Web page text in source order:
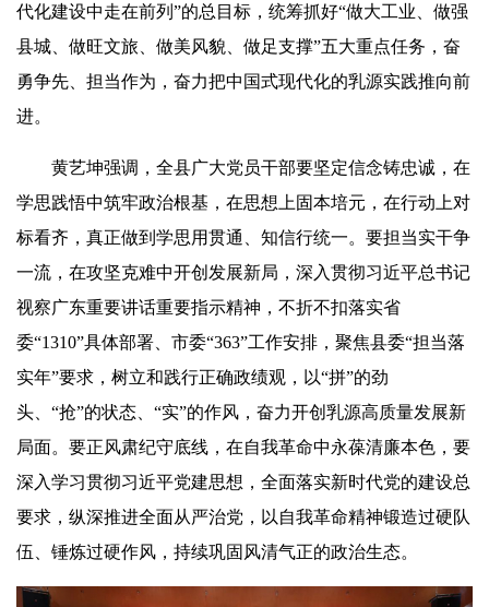
代化建设中走在前列”的总目标，统筹抓好“做大工业、做强
县城、做旺文旅、做美风貌、做足支撑”五大重点任务，奋
勇争先、担当作为，奋力把中国式现代化的乳源实践推向前
进。
黄艺坤强调，全县广大党员干部要坚定信念铸忠诚，在
学思践悟中筑牢政治根基，在思想上固本培元，在行动上对
标看齐，真正做到学思用贯通、知信行统一。要担当实干争
一流，在攻坚克难中开创发展新局，深入贯彻习近平总书记
视察广东重要讲话重要指示精神，不折不扣落实省
委“1310”具体部署、市委“363”工作安排，聚焦县委“担当落
实年”要求，树立和践行正确政绩观，以“拼”的劲
头、“抢”的状态、“实”的作风，奋力开创乳源高质量发展新
局面。要正风肃纪守底线，在自我革命中永葆清廉本色，要
深入学习贯彻习近平党建思想，全面落实新时代党的建设总
要求，纵深推进全面从严治党，以自我革命精神锻造过硬队
伍、锤炼过硬作风，持续巩固风清气正的政治生态。